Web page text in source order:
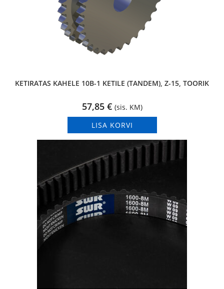
KETIRATAS KAHELE 10B-1 KETILE (TANDEM), Z-15, TOORIK
57,85 € (sis. KM)
LISA KORVI